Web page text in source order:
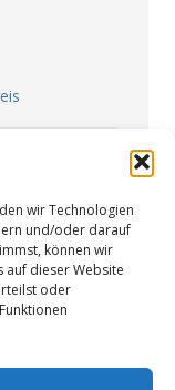
wir Technologien
und/oder darauf
können wir
auf dieser Website
oder
Nicht genehmigt